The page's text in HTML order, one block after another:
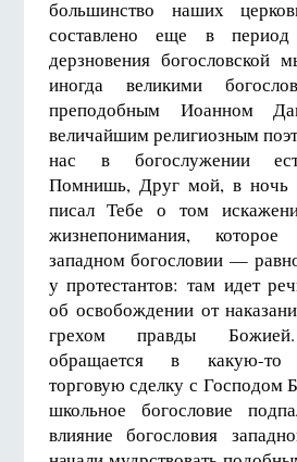
большинство наших
составлено еще в период
дерзновения богословской
иногда великими
преподобным Иоанном
величайшим религиозным
нас в богослужении
Помнишь, Друг мой, в ночь
писал Тебе о том
жизнепонимания,
западном богословии —
у протестантов: там идет
об освобождении от
грехом правды Божией.
обращается в какую-то
торговую сделку с Господом
школьное богословие
влияние богословия